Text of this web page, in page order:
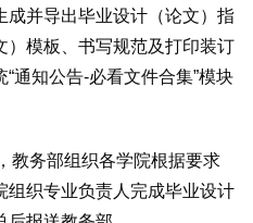
成并导出毕业设计（论文）指
）模板、书写规范及打印装订
通知公告-必看文件合集”模块
教务部组织各学院根据要求
组织专业负责人完成毕业设计